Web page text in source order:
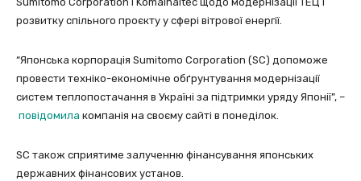
розвитку спільного проєкту у сфері вітрової енергії.
“Японська корпорація Sumitomo Corporation (SC) допоможе
провести техніко-економічне обґрунтування модернізації
систем теплопостачання в Україні за підтримки уряду Японії”, –
повідомила компанія на своєму сайті в понеділок.
SC також сприятиме залученню фінансування японських
державних фінансових установ.